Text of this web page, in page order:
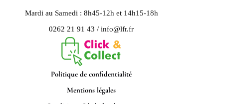
Mardi au Samedi : 8h45-12h et 14h15-18h
0262 21 91 43 / info@lfr.fr
Politique de confidentialité
Mentions légales